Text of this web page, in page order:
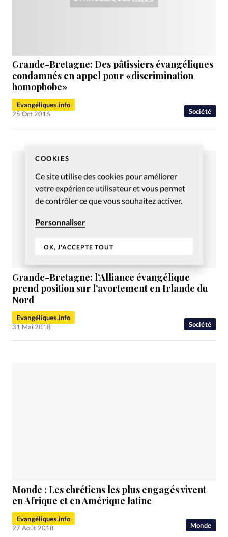
COOKIES
Ce site utilise des cookies pour améliorer
votre expérience utilisateur et vous permet
de contrôler ce que vous souhaitez activer.
Personnaliser
OK, J'ACCEPTE TOUT
Société
Grande-Bretagne: Des pâtissiers évangéliques
condamnés en appel pour «discrimination
homophobe»
Evangéliques.info
25 Oct 2016
Société
Grande-Bretagne: l’Alliance évangélique
prend position sur l’avortement en Irlande du
Nord
Evangéliques.info
31 Mai 2018
Monde
Monde : Les chrétiens les plus engagés vivent
en Afrique et en Amérique latine
Evangéliques.info
27 Août 2018